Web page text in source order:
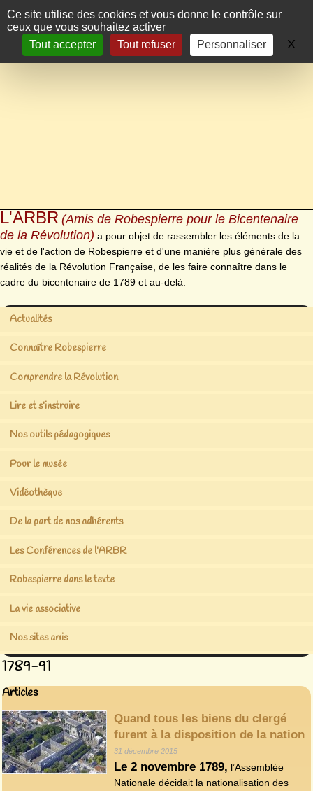
Panneau de gestion des cookies
Ce site utilise des cookies et vous donne le contrôle sur
ceux que vous souhaitez activer
Tout accepter
Tout refuser Personnaliser X
L'ARBR (Amis de Robespierre pour le Bicentenaire
de la Révolution) a pour objet de rassembler les éléments de la
vie et de l'action de Robespierre et d'une manière plus générale des
réalités de la Révolution Française, de les faire connaître dans le
cadre du bicentenaire de 1789 et au-delà.
Actualités
Connaître Robespierre
Comprendre la Révolution
Lire et s’instruire
Nos outils pédagogiques
Pour le musée
Vidéothèque
De la part de nos adhérents
Les Conférences de l’ARBR
Robespierre dans le texte
La vie associative
Nos sites amis
1789-91
Articles
Quand tous les biens du clergé
furent à la disposition de la nation
31 décembre 2015
Le 2 novembre 1789, l’Assemblée
Nationale décidait la nationalisation des